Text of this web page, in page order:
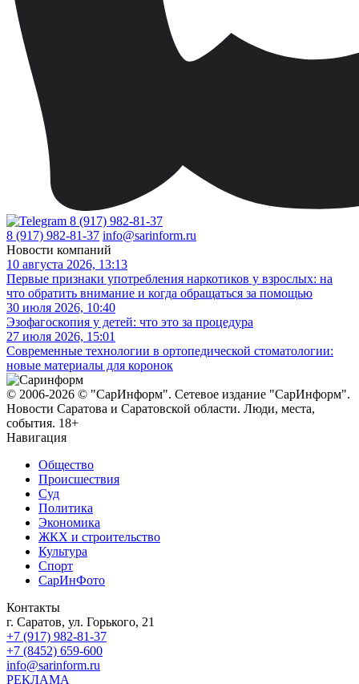
8 (917) 982-81-37
8 (917) 982-81-37 info@sarinform.ru
Новости компаний
10 августа 2026, 13:13
Первые признаки употребления наркотиков у взрослых: на
что обратить внимание и когда обращаться за помощью
30 июля 2026, 10:40
Эзофагоскопия у детей: что это за процедура
27 июля 2026, 15:01
Современные технологии в ортопедической стоматологии:
новые материалы для коронок
© 2006-2026 © "СарИнформ". Сетевое издание "СарИнформ".
Новости Саратова и Саратовской области. Люди, места,
события. 18+
Навигация
Общество
Происшествия
Суд
Политика
Экономика
ЖКХ и строительство
Культура
Спорт
СарИнФото
Контакты
г. Саратов, ул. Горького, 21
+7 (917) 982-81-37
+7 (8452) 659-600
info@sarinform.ru
РЕКЛАМА